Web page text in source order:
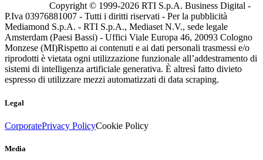
Copyright © 1999-2026 RTI S.p.A. Business Digital -
P.Iva 03976881007 - Tutti i diritti riservati - Per la pubblicità
Mediamond S.p.A. - RTI S.p.A., Mediaset N.V., sede legale
Amsterdam (Paesi Bassi) - Uffici Viale Europa 46, 20093 Cologno
Monzese (MI)Rispetto ai contenuti e ai dati personali trasmessi e/o
riprodotti è vietata ogni utilizzazione funzionale all’addestramento di
sistemi di intelligenza artificiale generativa. È altresì fatto divieto
espresso di utilizzare mezzi automatizzati di data scraping.
Legal
CorporatePrivacy PolicyCookie Policy
Media